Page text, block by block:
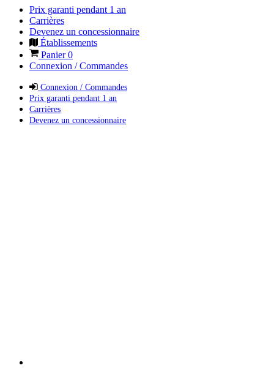
Prix garanti pendant 1 an
Carrières
Devenez un concessionnaire
Établissements
Panier0
Connexion / Commandes
Connexion / Commandes
Prix garanti pendant 1 an
Carrières
Devenez un concessionnaire